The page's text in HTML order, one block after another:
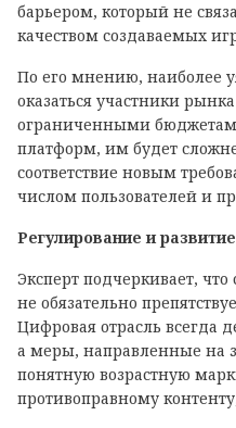
барьером, который не
качеством создаваемых
По его мнению, наиболее
оказаться участники
ограниченными
платформ, им будет
соответствие новым
числом пользователей и
Регулирование и
Эксперт подчеркивает,
не обязательно
Цифровая отрасль всегда
а меры, направленные на
понятную возрастную
противоправному